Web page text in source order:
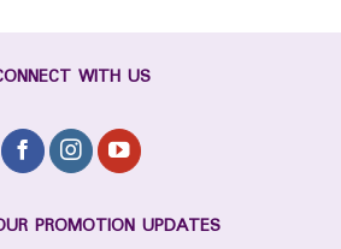
WITH US
PROMOTION UPDATES